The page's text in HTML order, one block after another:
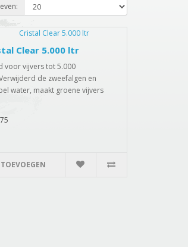
Clear 5.000 ltr
voor vijvers tot 5.000
de zweefalgen en
water, maakt groene vijvers
TOEVOEGEN